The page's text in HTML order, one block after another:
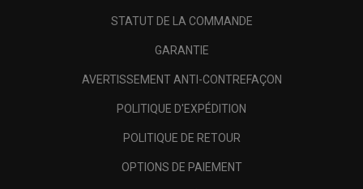
STATUT DE LA COMMANDE
GARANTIE
AVERTISSEMENT ANTI-CONTREFAÇON
POLITIQUE D'EXPÉDITION
POLITIQUE DE RETOUR
OPTIONS DE PAIEMENT